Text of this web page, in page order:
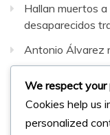
Hallan muertos
desaparecidos
Antonio Álvarez
Sepultaron al
vía Santa
We respect your
Cookies help us
personalized